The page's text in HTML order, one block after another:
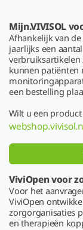
Mijn.VIVISOL
Afhankelijk van
jaarlijks een
verbruiksartikelen
kunnen patiënten
een bestelling
Wilt u een
ViviOpen voor
Voor het
ViviOpen
zorgorganisaties
en therapieën